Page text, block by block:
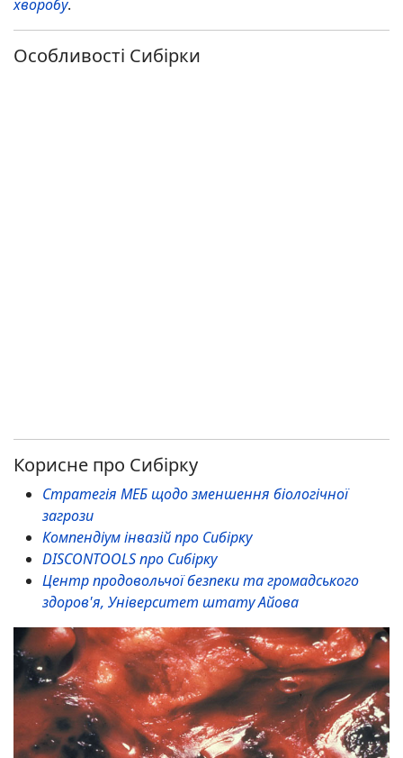
хворобу.
Особливості Сибірки
Корисне про Сибірку
Стратегія МЕБ щодо зменшення біологічної
загрози
Компендіум інвазій про Сибірку
DISCONTOOLS про Сибірку
Центр продовольчої безпеки та громадського
здоров'я, Університет штату Айова